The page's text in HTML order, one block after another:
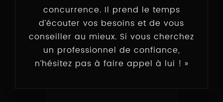
concurrence. Il prend le temps
d’écouter vos besoins et de vous
conseiller au mieux. Si vous cherchez
un professionnel de confiance,
n’hésitez pas à faire appel à lui !